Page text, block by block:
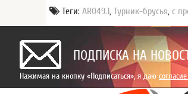
Теги:AR049.1,Турник-брусья, с
ПОДПИСКА НА
Нажимая на кнопку «Подписаться», я даю